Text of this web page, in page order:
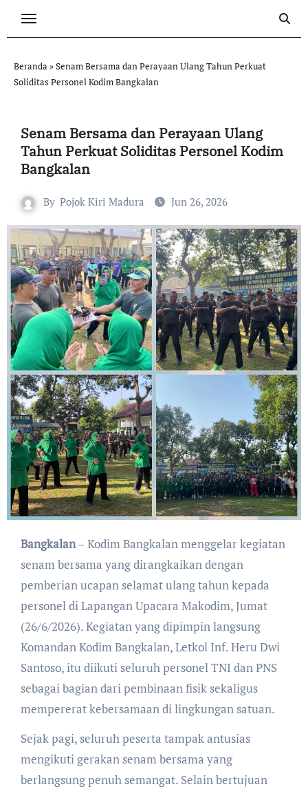
Beranda »Senam Bersama dan Perayaan Ulang Tahun Perkuat
Soliditas Personel Kodim Bangkalan
Senam Bersama dan Perayaan Ulang
Tahun Perkuat Soliditas Personel Kodim
Bangkalan
By Pojok Kiri Madura Jun 26, 2026
Bangkalan– Kodim Bangkalan menggelar kegiatan
senam bersama yang dirangkaikan dengan
pemberian ucapan selamat ulang tahun kepada
personel di Lapangan Upacara Makodim, Jumat
(26/6/2026). Kegiatan yang dipimpin langsung
Komandan Kodim Bangkalan, Letkol Inf. Heru Dwi
Santoso, itu diikuti seluruh personel TNI dan PNS
sebagai bagian dari pembinaan fisik sekaligus
mempererat kebersamaan di lingkungan satuan.
Sejak pagi, seluruh peserta tampak antusias
mengikuti gerakan senam bersama yang
berlangsung penuh semangat. Selain bertujuan